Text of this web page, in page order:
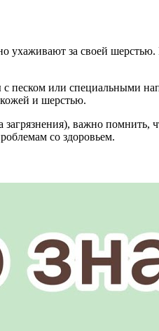
ухаживают за своей
песком или специальными
кожей и шерстью.
важно помнить,
со здоровьем.